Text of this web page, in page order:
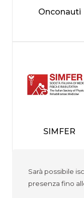
Sarà possibile
presenza fino
Onconauti
SIMFER